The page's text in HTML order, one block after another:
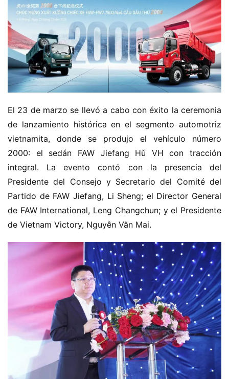
El 23 de marzo se llevó a cabo con éxito la ceremonia
de lanzamiento histórica en el segmento automotriz
vietnamita, donde se produjo el vehículo número
2000: el sedán FAW Jiefang Hǔ VH con tracción
integral. La evento contó con la presencia del
Presidente del Consejo y Secretario del Comité del
Partido de FAW Jiefang, Li Sheng; el Director General
de FAW International, Leng Changchun; y el Presidente
de Vietnam Victory, Nguyễn Văn Mai.